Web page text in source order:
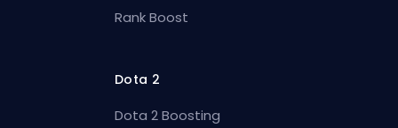
Rank Boost
Dota 2
Dota 2 Boosting